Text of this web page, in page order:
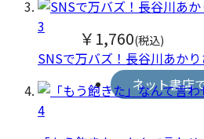
￥1,760(税込)
ネット書店
3
SNSで万バズ！長谷川あか
4